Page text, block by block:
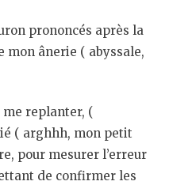
prononcés après la
mon ânerie ( abyssale,
me replanter, (
( arghhh, mon petit
pour mesurer l’erreur
de confirmer les